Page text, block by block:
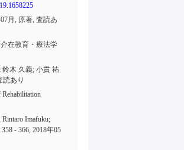
月, 原著, 査読あ
在教育・療法学
鈴木 久義; 小貫 祐
読あり
Rintaro Imafuku;
- 366, 2018年05